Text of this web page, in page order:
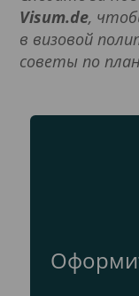
Visum.de,
в визовой
советы по